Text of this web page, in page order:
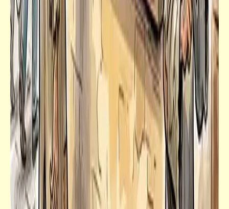
خبر
محافظ القليوبية يأمر بإحلال منسي ومغربي بدلاً
من ميكي وبطوط